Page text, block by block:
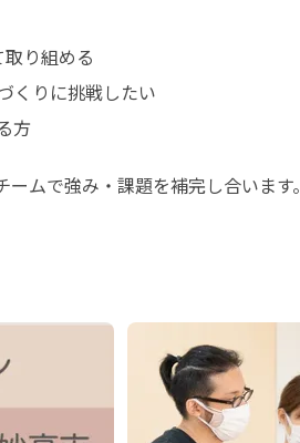
り組める
くりに挑戦したい
方
ムで強み・課題を補完し合います。